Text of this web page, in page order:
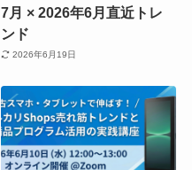
7月 × 2026年6月直近トレ
ンド
2026年6月19日